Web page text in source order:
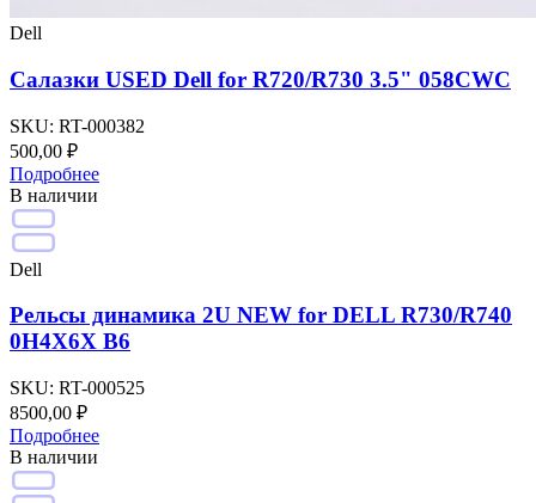
Dell
Салазки USED Dell for R720/R730 3.5" 058CWC
SKU: RT-000382
500,00 ₽
Подробнее
В наличии
Dell
Рельсы динамика 2U NEW for DELL R730/R740
0H4X6X B6
SKU: RT-000525
8500,00 ₽
Подробнее
В наличии